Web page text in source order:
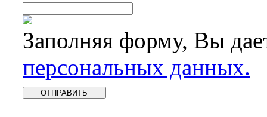
Заполняя форму, Вы
персональных данных.